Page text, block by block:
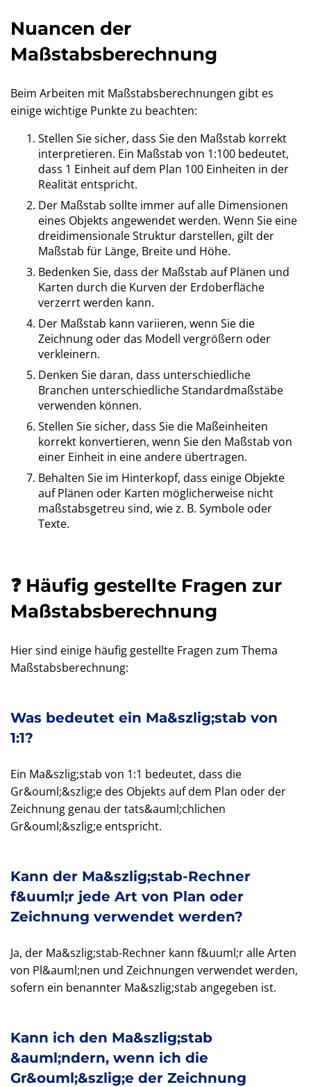
Nuancen der
Maßstabsberechnung
Beim Arbeiten mit Maßstabsberechnungen gibt es
einige wichtige Punkte zu beachten:
Stellen Sie sicher, dass Sie den Maßstab korrekt
interpretieren. Ein Maßstab von 1:100 bedeutet,
dass 1 Einheit auf dem Plan 100 Einheiten in der
Realität entspricht.
Der Maßstab sollte immer auf alle Dimensionen
eines Objekts angewendet werden. Wenn Sie eine
dreidimensionale Struktur darstellen, gilt der
Maßstab für Länge, Breite und Höhe.
Bedenken Sie, dass der Maßstab auf Plänen und
Karten durch die Kurven der Erdoberfläche
verzerrt werden kann.
Der Maßstab kann variieren, wenn Sie die
Zeichnung oder das Modell vergrößern oder
verkleinern.
Denken Sie daran, dass unterschiedliche
Branchen unterschiedliche Standardmaßstäbe
verwenden können.
Stellen Sie sicher, dass Sie die Maßeinheiten
korrekt konvertieren, wenn Sie den Maßstab von
einer Einheit in eine andere übertragen.
Behalten Sie im Hinterkopf, dass einige Objekte
auf Plänen oder Karten möglicherweise nicht
maßstabsgetreu sind, wie z. B. Symbole oder
Texte.
❓ Häufig gestellte Fragen zur
Maßstabsberechnung
Hier sind einige häufig gestellte Fragen zum Thema
Maßstabsberechnung:
Was bedeutet ein Ma&szlig;stab von
1:1?
Ein Ma&szlig;stab von 1:1 bedeutet, dass die
Gr&ouml;&szlig;e des Objekts auf dem Plan oder der
Zeichnung genau der tats&auml;chlichen
Gr&ouml;&szlig;e entspricht.
Kann der Ma&szlig;stab-Rechner
f&uuml;r jede Art von Plan oder
Zeichnung verwendet werden?
Ja, der Ma&szlig;stab-Rechner kann f&uuml;r alle Arten
von Pl&auml;nen und Zeichnungen verwendet werden,
sofern ein benannter Ma&szlig;stab angegeben ist.
Kann ich den Ma&szlig;stab
&auml;ndern, wenn ich die
Gr&ouml;&szlig;e der Zeichnung